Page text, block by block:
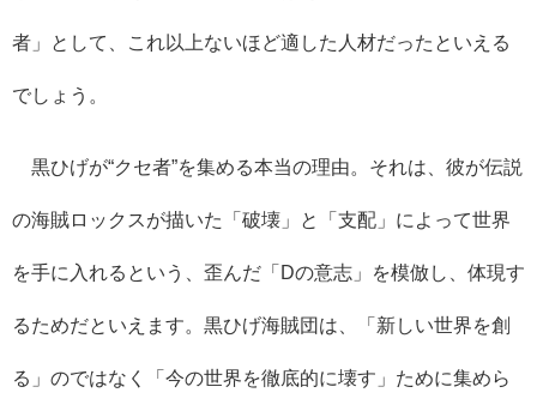
者」として、これ以上ないほど適した人材だったといえる
でしょう。
黒ひげが“クセ者”を集める本当の理由。それは、彼が伝説
の海賊ロックスが描いた「破壊」と「支配」によって世界
を手に入れるという、歪んだ「Dの意志」を模倣し、体現す
るためだといえます。黒ひげ海賊団は、「新しい世界を創
る」のではなく「今の世界を徹底的に壊す」ために集めら